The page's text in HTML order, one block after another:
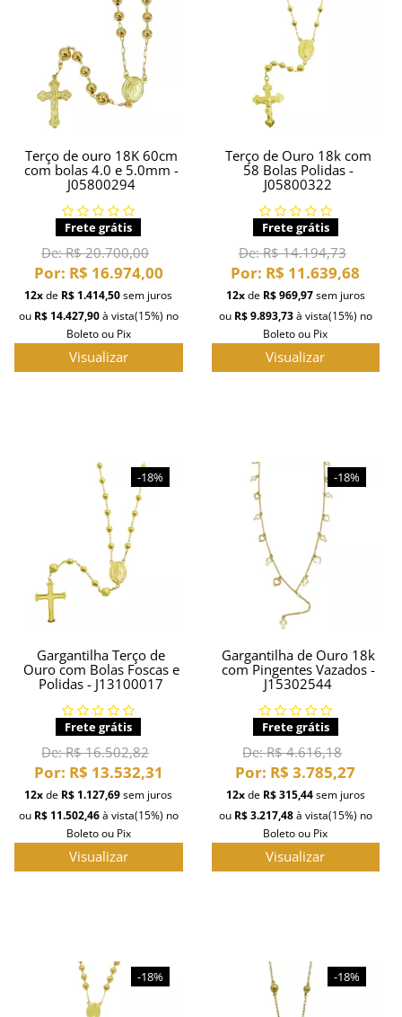
Terço de ouro 18K 60cm
com bolas 4.0 e 5.0mm -
J05800294
Frete grátis
De:R$ 20.700,00
Por: R$ 16.974,00
12xde R$ 1.414,50sem juros
ou R$ 14.427,90à vista(15%) no
Boleto ou Pix
Visualizar
Terço de Ouro 18k com
58 Bolas Polidas -
J05800322
Frete grátis
De:R$ 14.194,73
Por: R$ 11.639,68
12xde R$ 969,97sem juros
ou R$ 9.893,73à vista(15%) no
Boleto ou Pix
Visualizar
-18%
Gargantilha Terço de
Ouro com Bolas Foscas e
Polidas - J13100017
Frete grátis
De:R$ 16.502,82
Por: R$ 13.532,31
12xde R$ 1.127,69sem juros
ou R$ 11.502,46à vista(15%) no
Boleto ou Pix
Visualizar
-18%
Gargantilha de Ouro 18k
com Pingentes Vazados -
J15302544
Frete grátis
De:R$ 4.616,18
Por: R$ 3.785,27
12xde R$ 315,44sem juros
ou R$ 3.217,48à vista(15%) no
Boleto ou Pix
Visualizar
-18% -18%